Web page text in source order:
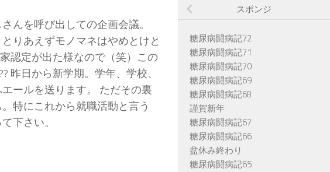
んを呼び出しての企画会議。
りあえずモノマネはやめとけと
認定が出た様なので（笑）この
昨日から新学期。学年、学校、
ールを送ります。 ただその裏
特にこれから就職活動と言う
下さい。
スポンジ
糖尿病闘病記72
糖尿病闘病記71
糖尿病闘病記70
糖尿病闘病記69
糖尿病闘病記68
謹賀新年
糖尿病闘病記67
糖尿病闘病記66
盆休み終わり
糖尿病闘病記65